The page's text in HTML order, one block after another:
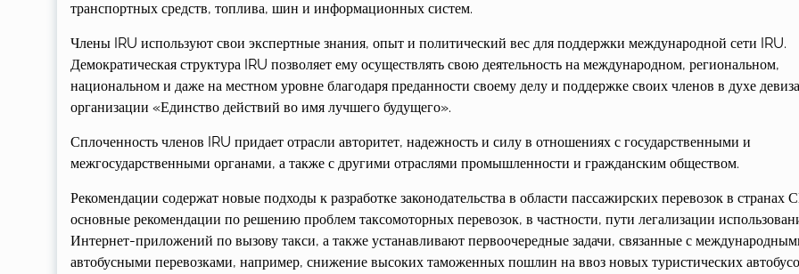
транспортных средств, топлива, шин и информационных систем.
Члены IRU используют свои экспертные знания, опыт и политический вес для поддержки международной сети IRU.
Демократическая структура IRU позволяет ему осуществлять свою деятельность на международном, региональном,
национальном и даже на местном уровне благодаря преданности своему делу и поддержке своих членов в духе девиза
организации «Единство действий во имя лучшего будущего».
Сплоченность членов IRU придает отрасли авторитет, надежность и силу в отношениях с государственными и
межгосударственными органами, а также с другими отраслями промышленности и гражданским обществом.
Рекомендации содержат новые подходы к разработке законодательства в области пассажирских перевозок в странах
основные рекомендации по решению проблем таксомоторных перевозок, в частности, пути легализации
Интернет-приложений по вызову такси, а также устанавливают первоочередные задачи, связанные с
автобусными перевозками, например, снижение высоких таможенных пошлин на ввоз новых туристических